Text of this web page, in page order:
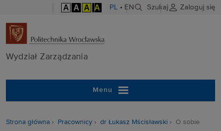
A A A A PL • EN Szukaj Zaloguj się
Wydział
Wydział Zarządzania
Menu
Strona główna Pracownicy dr Łukasz Mścisławski O sobie